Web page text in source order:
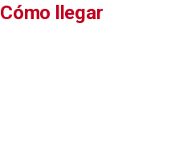
Cómo llegar